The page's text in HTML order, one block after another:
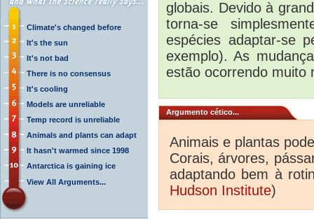
Climate's changed before
It's the sun
It's not bad
There is no consensus
It's cooling
Models are unreliable
Temp record is unreliable
Animals and plants can adapt
It hasn't warmed since 1998
Antarctica is gaining ice
View All Arguments...
globais. Devido à
torna-se
espécies adaptar-se
exemplo). As
estão ocorrendo muito
Argumento cético...
Animais e plantas
Corais, árvores,
adaptando bem à
Hudson Institute)